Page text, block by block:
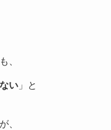
、
い」と
、